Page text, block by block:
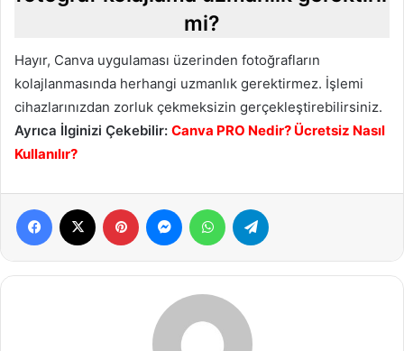
mi?
Hayır, Canva uygulaması üzerinden fotoğrafların
kolajlanmasında herhangi uzmanlık gerektirmez. İşlemi
cihazlarınızdan zorluk çekmeksizin gerçekleştirebilirsiniz.
Ayrıca İlginizi Çekebilir: Canva PRO Nedir? Ücretsiz Nasıl
Kullanılır?
Facebook Pinterest MessengerWhatsApp